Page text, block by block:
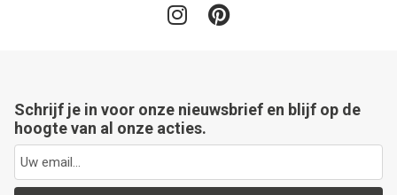
Schrijf je in voor onze nieuwsbrief en blijf op de
hoogte van al onze acties.